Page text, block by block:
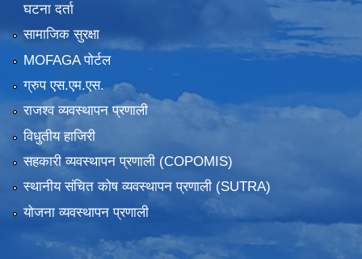
घटना दर्ता
सामाजिक सुरक्षा
MOFAGA पोर्टल
ग्रुप एस.एम.एस.
राजश्व व्यवस्थापन प्रणाली
विधुतीय हाजिरी
सहकारी व्यवस्थापन प्रणाली (COPOMIS)
स्थानीय संचित कोष व्यवस्थापन प्रणाली (SUTRA)
योजना व्यवस्थापन प्रणाली